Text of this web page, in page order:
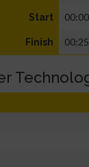
Start
Finish